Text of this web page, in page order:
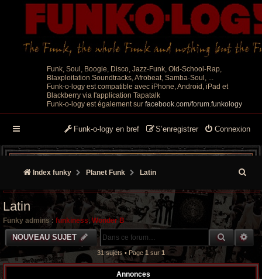
Funk, Soul, Boogie, Disco, Jazz-Funk, Old-School-Rap,
Blaxploitation Soundtracks, Afrobeat, Samba-Soul, ...
Funk-o-logy est compatible avec iPhone, Android, iPad et
Blackberry via l'application Tapatalk
Funk-o-logy est également sur facebook.com/forum.funkology
Connexion
S’enregistrer
Funk-o-logy en bref
Index funky Planet Funk Latin
e
h
r
Latin
Funky admins : funkiness, Wonder B
NOUVEAU SUJET
31 sujets • Page 1 sur 1
Annonces